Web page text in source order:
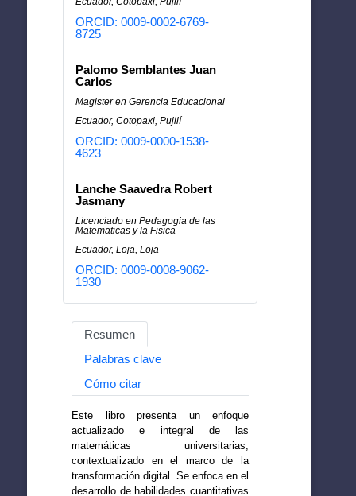
ORCID: 0009-0002-6769-
8725
Palomo Semblantes Juan
Carlos
Magister en Gerencia Educacional
Ecuador, Cotopaxi, Pujilí
ORCID: 0009-0000-1538-
4623
Lanche Saavedra Robert
Jasmany
Licenciado en Pedagogia de las
Matematicas y la Fisica
Ecuador, Loja, Loja
ORCID: 0009-0008-9062-
1930
Resumen
Palabras clave
Cómo citar
Este libro presenta un enfoque
actualizado e integral de las
matemáticas universitarias,
contextualizado en el marco de la
transformación digital. Se enfoca en el
desarrollo de habilidades cuantitativas